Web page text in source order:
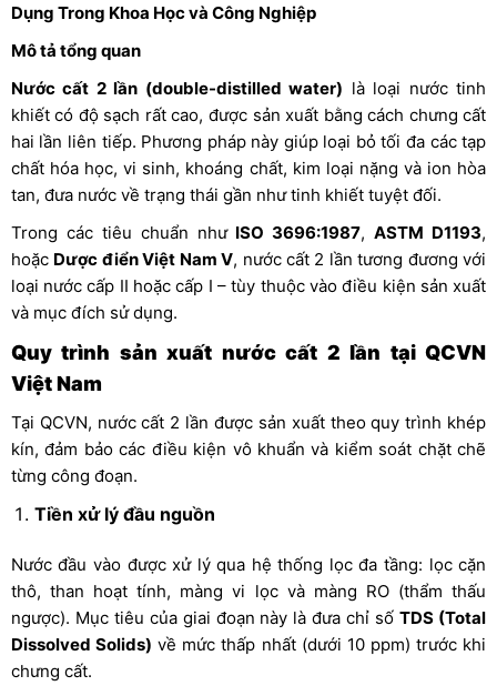
Dụng Trong Khoa Học và Công Nghiệp
Mô tả tổng quan
Nước cất 2 lần (double-distilled water) là loại nước tinh
khiết có độ sạch rất cao, được sản xuất bằng cách chưng cất
hai lần liên tiếp. Phương pháp này giúp loại bỏ tối đa các tạp
chất hóa học, vi sinh, khoáng chất, kim loại nặng và ion hòa
tan, đưa nước về trạng thái gần như tinh khiết tuyệt đối.
Trong các tiêu chuẩn như ISO 3696:1987,ASTM D1193,
hoặc Dược điển Việt Nam V, nước cất 2 lần tương đương với
loại nước cấp II hoặc cấp I – tùy thuộc vào điều kiện sản xuất
và mục đích sử dụng.
Quy trình sản xuất nước cất 2 lần tại QCVN
Việt Nam
Tại QCVN, nước cất 2 lần được sản xuất theo quy trình khép
kín, đảm bảo các điều kiện vô khuẩn và kiểm soát chặt chẽ
từng công đoạn.
Tiền xử lý đầu nguồn
Nước đầu vào được xử lý qua hệ thống lọc đa tầng: lọc cặn
thô, than hoạt tính, màng vi lọc và màng RO (thẩm thấu
ngược). Mục tiêu của giai đoạn này là đưa chỉ sốTDS (Total
Dissolved Solids) về mức thấp nhất (dưới 10 ppm) trước khi
chưng cất.